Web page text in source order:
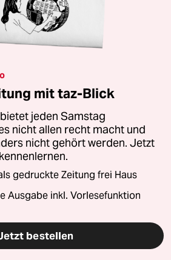
mit taz-Blick
jeden Samstag
nicht allen recht macht und
nicht gehört werden. Jetzt
gedruckte Zeitung frei Haus
Ausgabe inkl. Vorlesefunktion
bestellen